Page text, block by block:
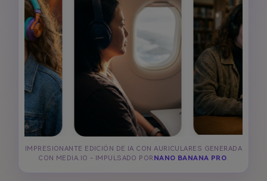
IMPRESIONANTE EDICIÓN DE IA CON AURICULARES GENERADA
CON MEDIA.IO - IMPULSADO POR NANO BANANA PRO.